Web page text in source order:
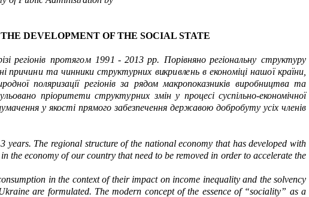
DEVELOPMENT OF THE SOCIAL STATE
регіонів протягом 1991 - 2013 рр. Порівняно регіональну структуру
причини та чинники структурних викривлень в економіці нашої країни
поляризації регіонів за рядом макропоказників виробництва та
пріоритети структурних змін у процесі суспільно-економічної
у якості прямого забезпечення державою добробуту усіх членів
The regional structure of the national economy that has developed with
the economy of our country that need to be removed in order to accelerate the
in the context of their impact on income inequality and the solvency
are formulated. The modern concept of the essence of “sociality” as a